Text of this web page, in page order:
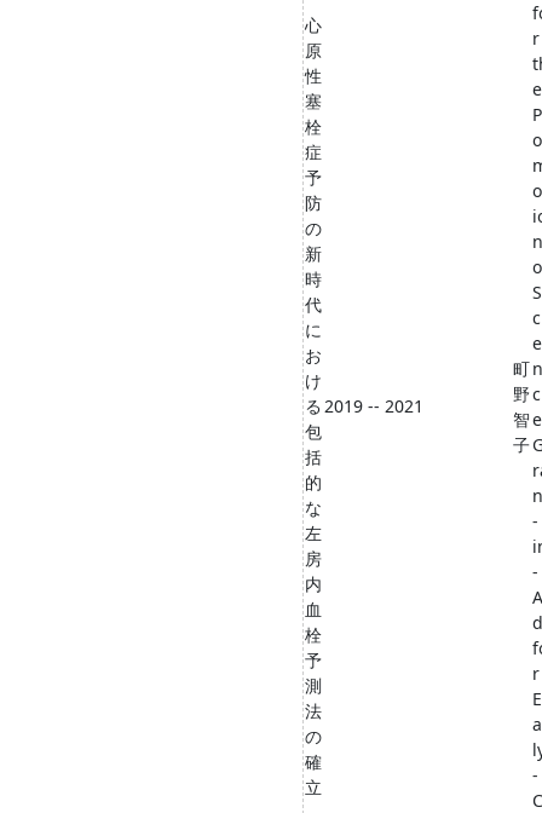
心
原
性
塞
栓
症
予
防
の
新
時
代
に
お
け
る
包
括
的
な
左
房
内
血
栓
予
測
法
の
確
立
2019 -- 2021
町
野
智
子
r
e
o
n
S
e
n
c
-
-
d
r
E
-
C